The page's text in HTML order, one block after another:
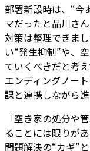
部署新設時は、“今
マだったと品川さ
対策は整理できま
い“発生抑制”や、
ていくべきだと考
エンディングノー
課と連携しながら
「空き家の処分や
ることには限りが
問題解決の“カギ”